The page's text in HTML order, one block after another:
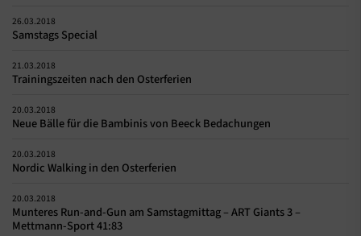
26.03.2018
Samstags Special
21.03.2018
Trainingszeiten nach den Osterferien
20.03.2018
Neue Bälle für die Bambinis von Beeck Bedachungen
20.03.2018
Nordic Walking in den Osterferien
20.03.2018
Munteres Run-and-Gun am Samstagmittag – ART Giants 3 –
Mettmann-Sport 41:83